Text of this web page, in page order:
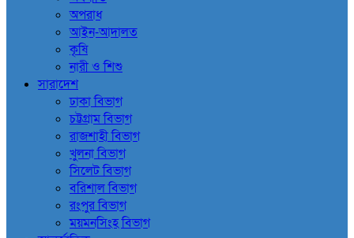
অপরাধ
আইন-আদালত
কৃষি
নারী ও শিশু
সারাদেশ
ঢাকা বিভাগ
চট্টগ্রাম বিভাগ
রাজশাহী বিভাগ
খুলনা বিভাগ
সিলেট বিভাগ
বরিশাল বিভাগ
রংপুর বিভাগ
ময়মনসিংহ বিভাগ